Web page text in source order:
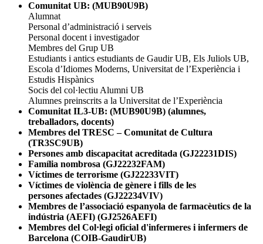
Comunitat UB: (MUB90U9B)
Alumnat
Personal d’administració i serveis
Personal docent i investigador
Membres del Grup UB
Estudiants i antics estudiants de Gaudir UB, Els Juliols UB,
Escola d’Idiomes Moderns, Universitat de l’Experiència i
Estudis Hispànics
Socis del col·lectiu Alumni UB
Alumnes preinscrits a la Universitat de l’Experiència
Comunitat IL3-UB: (MUB90U9B) (alumnes,
treballadors, docents)
Membres del TRESC – Comunitat de Cultura
(TR3SC9UB)
Persones amb discapacitat acreditada (GJ22231DIS)
Família nombrosa (GJ22232FAM)
Víctimes de terrorisme (GJ22233VIT)
Víctimes de violència de gènere i fills de les
persones afectades (GJ22234VIV)
Membres de l’associació espanyola de farmacèutics de la
indústria (AEFI) (GJ2526AEFI)
Membres del Col·legi oficial d'infermeres i infermers de
Barcelona (COIB-GaudirUB)